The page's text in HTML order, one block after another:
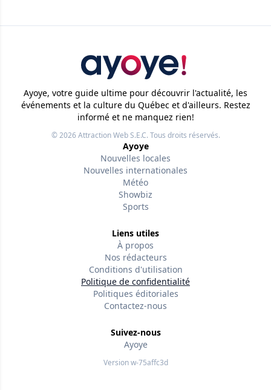
Ayoye, votre guide ultime pour découvrir l'actualité, les
événements et la culture du Québec et d'ailleurs. Restez
informé et ne manquez rien!
© 2026Attraction Web S.E.C.Tous droits réservés.
Ayoye
Nouvelles locales
Nouvelles internationales
Météo
Showbiz
Sports
Liens utiles
À propos
Nos rédacteurs
Conditions d'utilisation
Politique de confidentialité
Politiques éditoriales
Contactez-nous
Suivez-nous
Ayoye
Version w-75affc3d